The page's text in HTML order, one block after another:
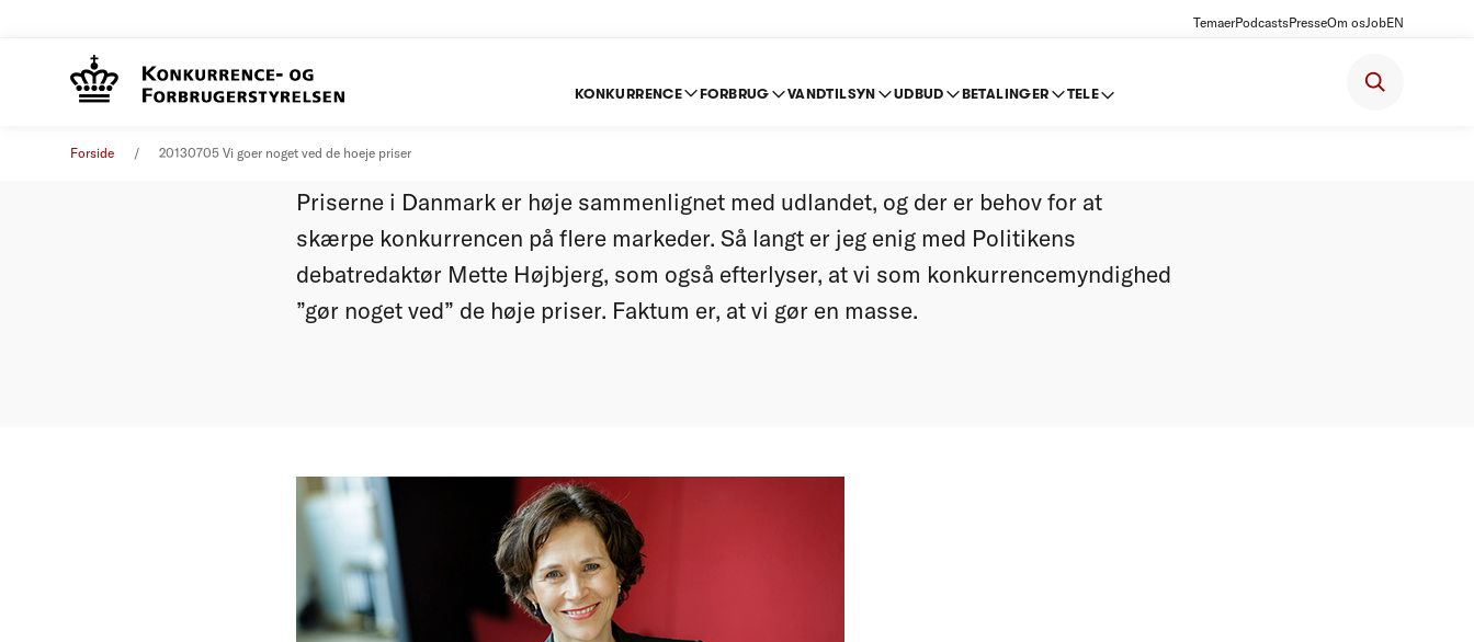
TemaerPodcastsPresseOm osJobEN
KONKURRENCE FORBRUG VANDTILSYN UDBUD BETALINGER TELE
Forside 20130705 Vi goer noget ved de hoeje priser
Priserne i Danmark er høje sammenlignet med udlandet, og der er behov for at
skærpe konkurrencen på flere markeder. Så langt er jeg enig med Politikens
debatredaktør Mette Højbjerg, som også efterlyser, at vi som konkurrencemyndighed
”gør noget ved” de høje priser. Faktum er, at vi gør en masse.